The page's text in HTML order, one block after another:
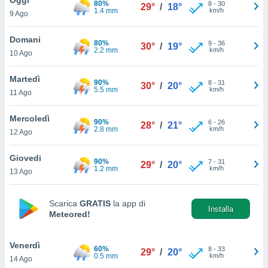
è
al sito
di
ci
di
il
un
la
nella
9 Ago
80%
1.4 mm
29° / 18° 8- 30
km/h
Domani
10 Ago
80%
2.2 mm
30° / 19° 9- 36
km/h
Martedì
11 Ago
90%
5.5 mm
30° / 20° 8- 31
km/h
Mercoledì
12 Ago
90%
2.8 mm
28° / 21° 6- 26
km/h
Giovedi
13 Ago
90%
1.2 mm
29° / 20° 7- 31
km/h
Scarica GRATIS la app di
Meteored!
Installa
Venerdì
14 Ago
60%
0.5 mm
29° / 20° 8- 33
km/h